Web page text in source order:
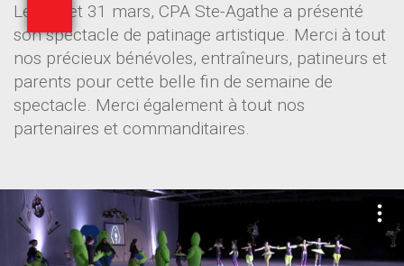
Les 30 et 31 mars, CPA Ste-Agathe a présenté
son spectacle de patinage artistique. Merci à tout
nos précieux bénévoles, entraîneurs, patineurs et
parents pour cette belle fin de semaine de
spectacle. Merci également à tout nos
partenaires et commanditaires.